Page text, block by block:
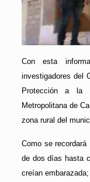
Con esta
investigadores del
Protección a la
Metropolitana de
zona rural del
Como se
de dos días hasta
creían